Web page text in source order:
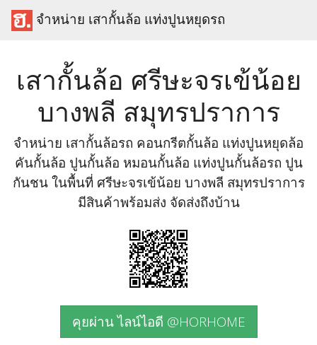
จำหน่าย เสากั้นล้อ แท่งปูนหยุดรถ
เสากั้นล้อ ศรีษะจรเข้น้อย
บางพลี สมุทรปราการ
จำหน่าย เสากั้นล้อรถ คอนกรีตกั้นล้อ แท่งปูนหยุดล้อ
คันกั้นล้อ ปูนกั้นล้อ หมอนกั้นล้อ แท่งปูนกั้นล้อรถ ปูน
กันชน ในพื้นที่ ศรีษะจรเข้น้อย บางพลี สมุทรปราการ
มีสินค้าพร้อมส่ง จัดส่งถึงบ้าน
คุยผ่าน ไลน์ไอดี @HORHOME